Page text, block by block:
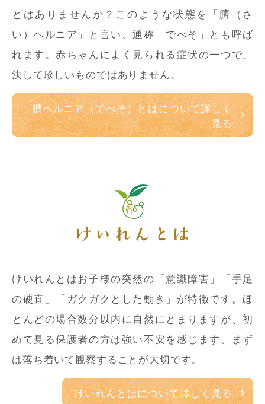
とはありませんか？このような状態を「臍（さ
い）ヘルニア」と言い、通称「でべそ」とも呼ば
れます。赤ちゃんによく見られる症状の一つで、
決して珍しいものではありません。
臍ヘルニア（でべそ）とはについて詳しく
見る
けいれんとは
けいれんとはお子様の突然の「意識障害」「手足
の硬直」「ガクガクとした動き」が特徴です。ほ
とんどの場合数分以内に自然にとまりますが、初
めて見る保護者の方は強い不安を感じます。まず
は落ち着いて観察することが大切です。
けいれんとはについて詳しく見る